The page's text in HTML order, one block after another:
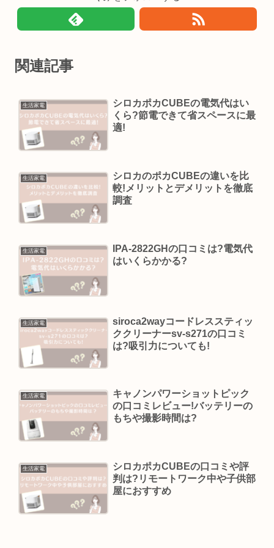
関連記事
生活家電
シロカポカCUBEの電気代はい
くら?節電できて省スペースに最
適!
生活家電
シロカのポカCUBEの違いを比
較!メリットとデメリットを徹底
調査
生活家電
IPA-2822GHの口コミは?電気代
はいくらかかる?
生活家電
siroca2wayコードレススティッ
ククリーナーsv-s271の口コミ
は?吸引力についても!
生活家電
キャノンパワーショットピック
の口コミレビュー!バッテリーの
もちや撮影時間は?
生活家電
シロカポカCUBEの口コミや評
判は?リモートワーク中や子供部
屋におすすめ